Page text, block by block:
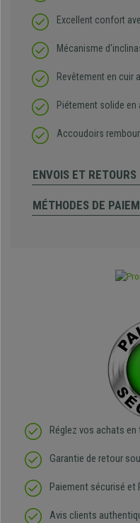
Excellent confort
Mécanisme
Revêtement en cuir
Piétement solide en
Accoudoirs
ENVOIS ET RETOURS
MÉTHODES DE
Réglez vos achats
Garantie de retour
Paiement sécurisé
Avis clients